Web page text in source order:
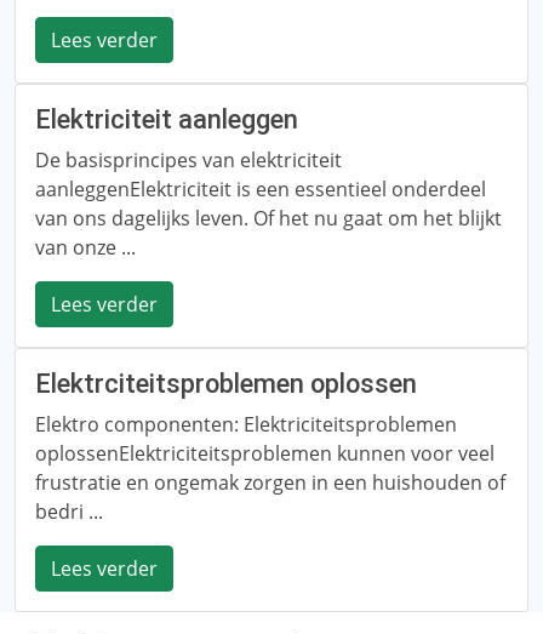
Lees verder
Elektriciteit aanleggen
De basisprincipes van elektriciteit
aanleggenElektriciteit is een essentieel onderdeel
van ons dagelijks leven. Of het nu gaat om het blijkt
van onze ...
Lees verder
Elektrciteitsproblemen oplossen
Elektro componenten: Elektriciteitsproblemen
oplossenElektriciteitsproblemen kunnen voor veel
frustratie en ongemak zorgen in een huishouden of
bedri ...
Lees verder